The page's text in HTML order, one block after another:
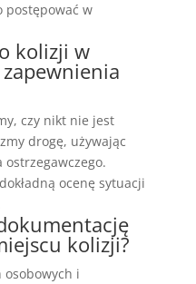
postępować w
kolizji w
czy nikt nie jest
drogę, używając
ocenę sytuacji
kolizji?
i